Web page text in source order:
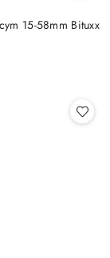
15-58mm Bituxx